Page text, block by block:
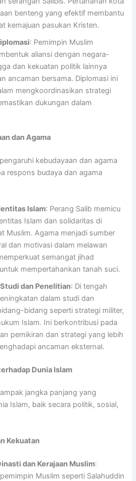
benteng yang efektif membantu
kemajuan pasukan Kristen.
: Pemimpin Muslim
aliansi dengan negara-
dan kekuatan politik lainnya
ancaman bersama. Diplomasi ini
mengkoordinasikan strategi
dukungan dalam
dan Agama
kebudayaan dan agama
respons budaya dan agama
Islam: Perang Salib memicu
Islam dan solidaritas di
Muslim. Agama menjadi sumber
dan motivasi dalam melawan
semangat jihad
mempertahankan tanah suci.
dan Penelitian: Di tengah
dalam studi dan
bidang seperti strategi militer,
Islam. Ini berkontribusi pada
pemikiran dan strategi yang lebih
ancaman eksternal.
Dunia Islam
jangka panjang yang
Islam, baik secara politik, sosial,
Kekuatan
dan Kerajaan Muslim:
Muslim seperti Salahuddin